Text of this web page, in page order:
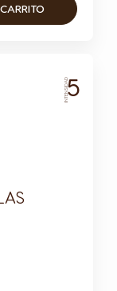
INTENSIDAD5